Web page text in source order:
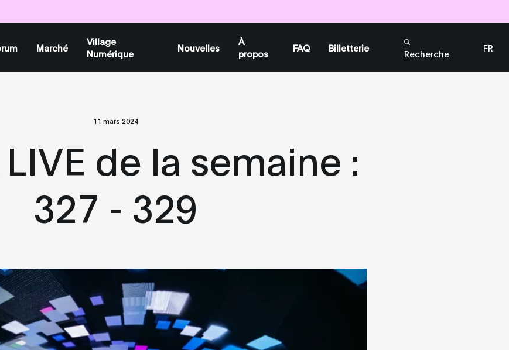
Marché
Village
Numérique
Nouvelles
À
propos
FAQ Billetterie
Recherche
FR
11 mars 2024
LIVE de la semaine :
327 - 329